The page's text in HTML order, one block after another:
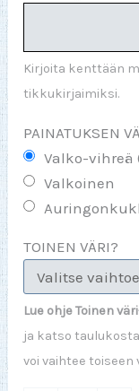
Kirjoita kenttään
tikkukirjaimiksi.
PAINATUKSEN
Valko-vihreä
Valkoinen
TOINEN VÄRI?
Lue ohje Toinen
ja katso
voi vaihtee